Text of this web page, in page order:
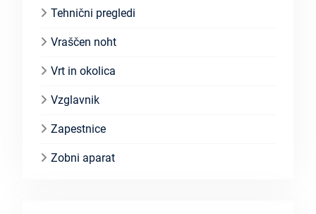
Tehnični pregledi
Vraščen noht
Vrt in okolica
Vzglavnik
Zapestnice
Zobni aparat